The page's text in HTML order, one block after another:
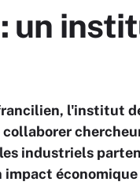
un
l'institut
industriels